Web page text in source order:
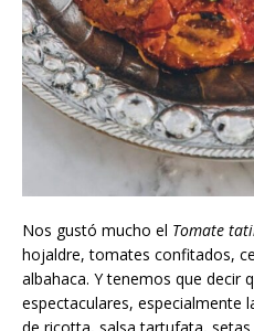
Nos gustó mucho el Tomate
hojaldre, tomates confitados,
albahaca. Y tenemos que decir
espectaculares, especialmente